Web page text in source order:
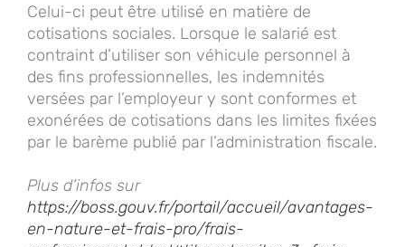
Celui-ci peut être utilisé en matière de
cotisations sociales. Lorsque le salarié est
contraint d’utiliser son véhicule personnel à
des fins professionnelles, les indemnités
versées par l’employeur y sont conformes et
exonérées de cotisations dans les limites fixées
par le barème publié par l’administration fiscale.
Plus d’infos sur
https://boss.gouv.fr/portail/accueil/avantages-
en-nature-et-frais-pro/frais-